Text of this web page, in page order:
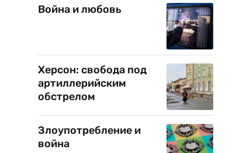
Война и любовь
Херсон: свобода под
артиллерийским
обстрелом
Злоупотребление и
война